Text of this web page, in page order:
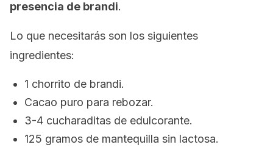
presencia de brandi.
Lo que necesitarás son los siguientes
ingredientes:
1 chorrito de brandi.
Cacao puro para rebozar.
3-4 cucharaditas de edulcorante.
125 gramos de mantequilla sin lactosa.